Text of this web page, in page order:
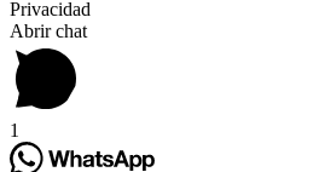
Privacidad
Abrir chat
1